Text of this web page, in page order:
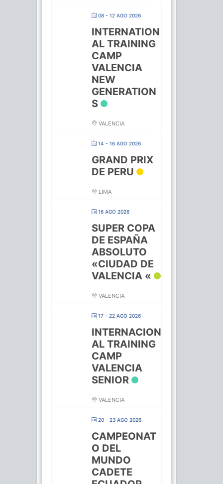
08 - 12 AGO 2026
INTERNATION
AL TRAINING
CAMP
VALENCIA
NEW
GENERATION
S
VALENCIA
14 - 16 AGO 2026
GRAND PRIX
DE PERU
LIMA
16 AGO 2026
SUPER COPA
DE ESPAÑA
ABSOLUTO
«CIUDAD DE
VALENCIA «
VALENCIA
17 - 22 AGO 2026
INTERNACION
AL TRAINING
CAMP
VALENCIA
SENIOR
VALENCIA
20 - 23 AGO 2026
CAMPEONAT
O DEL
MUNDO
CADETE